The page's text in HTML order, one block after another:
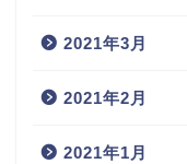
2021年3月
2021年2月
2021年1月